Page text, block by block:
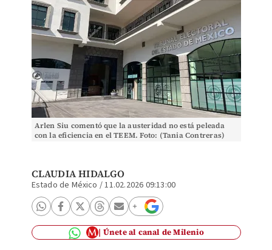
Arlen Siu comentó que la austeridad no está peleada
con la eficiencia en el TEEM. Foto: (Tania Contreras)
CLAUDIA HIDALGO
Estado de México /11.02.2026 09:13:00
Únete al canal de Milenio